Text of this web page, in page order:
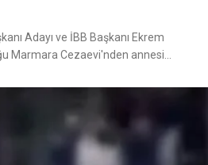
Adayı ve İBB Başkanı Ekrem
Marmara Cezaevi'nden annesi